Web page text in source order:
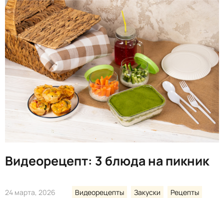
Видеорецепт: 3 блюда на пикник
24 марта, 2026 Видеорецепты Закуски Рецепты